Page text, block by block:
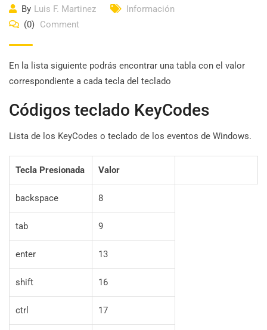
By Luis F. Martinez
Información
(0) Comment
En la lista siguiente podrás encontrar una tabla con el valor
correspondiente a cada tecla del teclado
Códigos teclado KeyCodes
Lista de los KeyCodes o teclado de los eventos de Windows.
Tecla Presionada Valor
backspace 8
tab 9
enter 13
shift 16
ctrl 17